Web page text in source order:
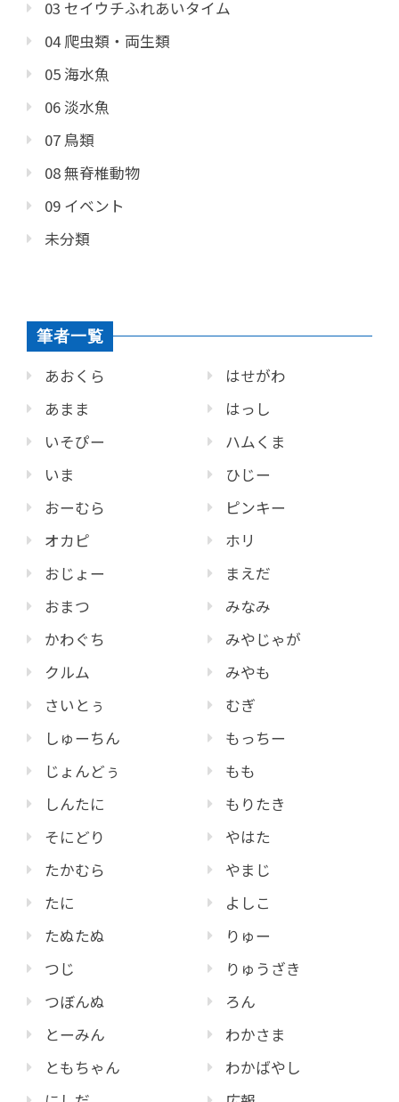
03 セイウチふれあいタイム
04 爬虫類・両生類
05 海水魚
06 淡水魚
07 鳥類
08 無脊椎動物
09 イベント
未分類
筆者一覧
あおくら
あまま
いそぴー
いま
おーむら
オカピ
おじょー
おまつ
かわぐち
クルム
さいとぅ
しゅーちん
じょんどぅ
しんたに
そにどり
たかむら
たに
たぬたぬ
つじ
つぼんぬ
とーみん
ともちゃん
はせがわ
はっし
ハムくま
ひじー
ピンキー
ホリ
まえだ
みなみ
みやじゃが
みやも
むぎ
もっちー
もも
もりたき
やはた
やまじ
よしこ
りゅー
りゅうざき
ろん
わかさま
わかばやし